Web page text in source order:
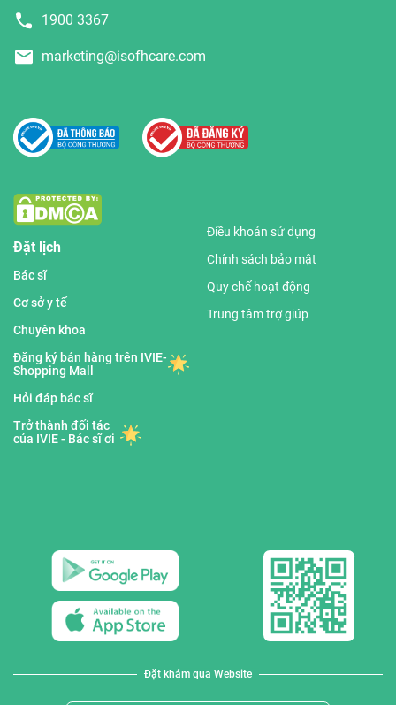
1900 3367
marketing@isofhcare.com
Đặt lịch
Bác sĩ
Cơ sở y tế
Chuyên khoa
Đăng ký bán hàng trên IVIE-
Shopping Mall
Hỏi đáp bác sĩ
Trở thành đối tác
của IVIE - Bác sĩ ơi
Điều khoản sử dụng
Chính sách bảo mật
Quy chế hoạt động
Trung tâm trợ giúp
Đặt khám qua Website